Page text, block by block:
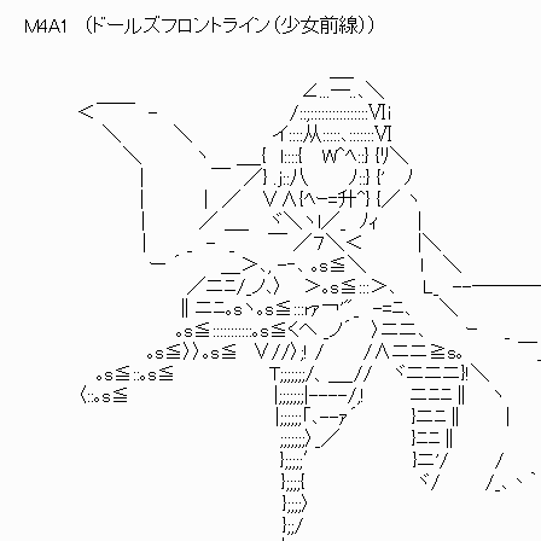
M4A1 （ドールズフロントライン（少女前線））
∠...─..､＼
＜￣￣ - /::;::::::::::::::::Ⅵi
＼ ＼ イ::::从:::::､:::::::Ⅵ
＼ ヽ ＿_{ l::::{ W^ﾍ::} {ﾘ＼
| ￣ ／} .j::八 ﾉ::} {' ﾉ
| | ／ ∨∧{ﾍｰ=升^} {／ ヽ
| ／ ＿_ ヾ＼ヽl／_ ﾉｨ |
| _ - _ ￣ ／７＼＜ |＼
ー ´ ＿＞､, -‐､ ｡s≦＼ l ＼
／ニﾆ/_ノ､〉 ＞｡s≦:::＞､ L_ --
∥ニﾆ｡sヽ｡s≦:::rｧ￢'"_ -=ﾆ､
｡s≦:::::::::::｡s≦くヘ _ノ´ 〉ニニ､
｡s≦〉〉｡s≦ ∨//〉;! / /∧ニニ≧s｡ ￣_
｡s≦::｡s≦ T;;;;;;;/、＿_// ヾニニニ}!＼
〈::｡s≦ |;;;;;;;|----/,! ニﾆﾆ∥
|;;;;;;「､--ｧ´ }ニﾆ∥
;;;;;;;〉_／ }ﾆﾆ
};;;;;′ }ニ'/ / ､丶
};;;;{ ヾ/ /_､丶｀
};;;;〉
};;/